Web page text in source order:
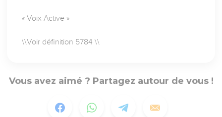
« Voix Active »
\\Voir définition 5784 \\
Vous avez aimé ? Partagez autour de vous !